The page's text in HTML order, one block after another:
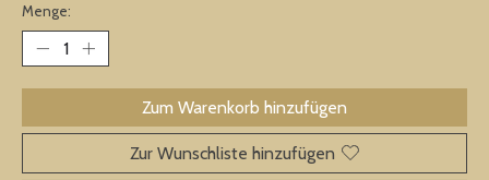
Menge:
Zum Warenkorb hinzufügen
Zur Wunschliste hinzufügen